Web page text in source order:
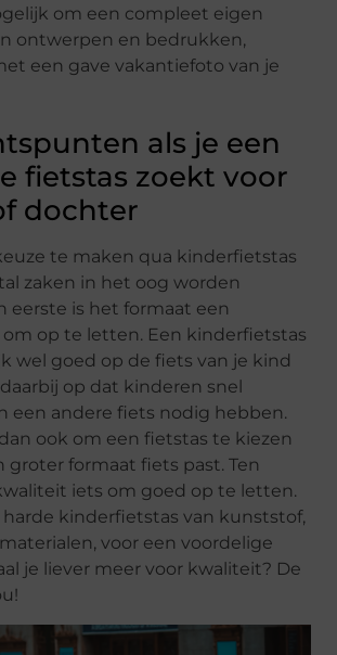
om een compleet eigen
ontwerpen en bedrukken,
een gave vakantiefoto van je
als je een
fietstas zoekt voor
dochter
te maken qua kinderfietstas
zaken in het oog worden
eerste is het formaat een
om op te letten. Een kinderfietstas
wel goed op de fiets van je kind
op dat kinderen snel
een andere fiets nodig hebben.
ook om een fietstas te kiezen
groter formaat fiets past. Ten
iets om goed op te letten.
harde kinderfietstas van kunststof,
voor een voordelige
je liever meer voor kwaliteit? De